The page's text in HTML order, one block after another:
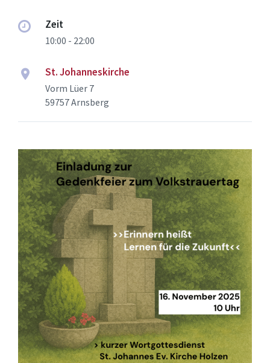
Zeit
10:00 - 22:00
St. Johanneskirche
Vorm Lüer 7
59757 Arnsberg